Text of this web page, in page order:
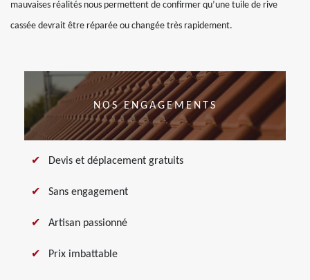
mauvaises réalités nous permettent de confirmer qu’une tuile de rive
cassée devrait être réparée ou changée très rapidement.
NOS ENGAGEMENTS
Devis et déplacement gratuits
Sans engagement
Artisan passionné
Prix imbattable